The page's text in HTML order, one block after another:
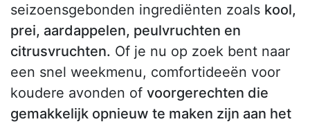
seizoensgebonden ingrediënten zoals kool,
prei, aardappelen, peulvruchten en
citrusvruchten. Of je nu op zoek bent naar
een snel weekmenu, comfortideeën voor
koudere avonden of voorgerechten die
gemakkelijk opnieuw te maken zijn aan het